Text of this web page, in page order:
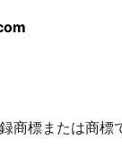
標または商標